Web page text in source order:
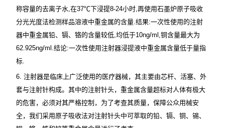
称容量的去离子水,在37℃下浸提8-24小时,再使用石墨炉原子吸收
分光光度法检测样品溶液中重金属的含量.结果:一次性使用的注射
器中重金属铅、镉、铬的含量较低,均低于10ng/ml,铜含量最大为
62.925ng/ml.结论:一次性使用注射器浸提液中重金属含量低于量指
标.
6.注射器是临床上广泛使用的医疗器械，其主要由芯杆、活塞、外
套与注射针构成。其中的注射针头，重金属含量超标对人体有极大
的危害，必须对其严格控制，为了考查其质量，保障公众用械安
全，我们采用原子吸收法对注射针头中可萃取的铅、镉、铜、锡、